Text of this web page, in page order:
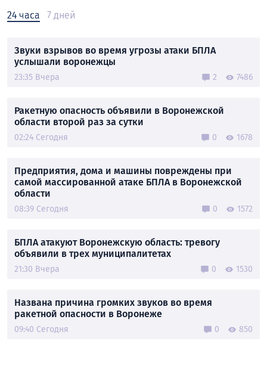
24 часа 7 дней
Звуки взрывов во время угрозы атаки БПЛА
услышали воронежцы
23:35 Вчера 2 7486
Ракетную опасность объявили в Воронежской
области второй раз за сутки
02:24 Сегодня 0 1678
Предприятия, дома и машины повреждены при
самой массированной атаке БПЛА в Воронежской
области
08:39 Сегодня 0 1572
БПЛА атакуют Воронежскую область: тревогу
объявили в трех муниципалитетах
21:30 Вчера 0 1530
Названа причина громких звуков во время
ракетной опасности в Воронеже
09:40 Сегодня 0 850